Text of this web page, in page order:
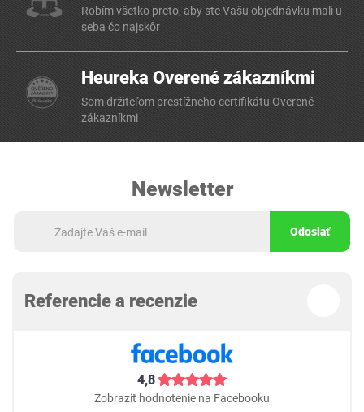
Robím všetko preto, aby ste Vašu objednávku mali u
seba čo najskôr
Heureka Overené zákazníkmi
Som držiteľom prestížneho certifikátu Overené
zákazníkmi
Newsletter
Odoslať
Referencie a recenzie
4,8
Zobraziť hodnotenie na Facebooku